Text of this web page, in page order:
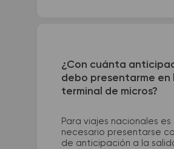
¿Con cuánta
debo presentarme en
terminal de micros?
Para viajes nacionales es
necesario presentarse
de anticipación a la